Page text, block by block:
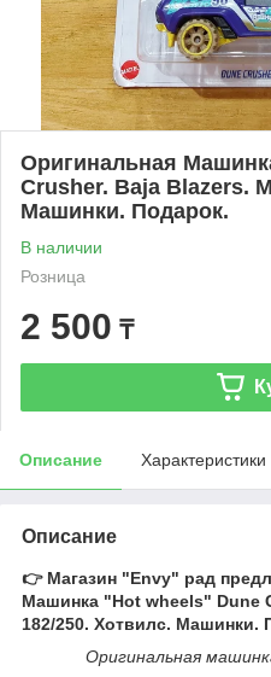
Оригинальная
Crusher. Baja Blazers.
Машинки. Подарок.
В наличии
Розница
2 500 ₸
Описание Характеристики
Описание
👉 Магазин "Envy" рад
Машинка "Hot wheels" Dune
182/250. Хотвилс. Машинки.
Оригинальная